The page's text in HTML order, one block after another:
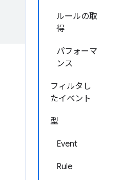
ルールの取
得
パフォーマ
ンス
フィルタし
たイベント
型
Event
Rule